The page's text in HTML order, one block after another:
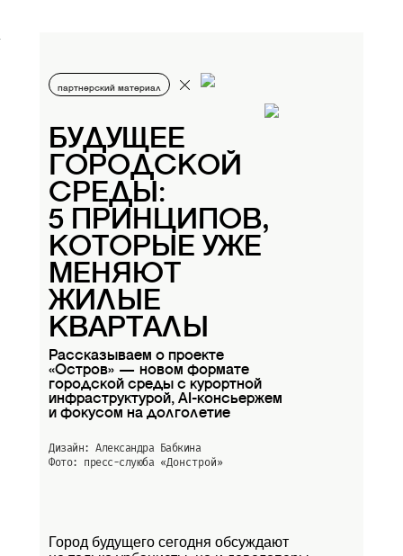
партнерский материал
БУДУЩЕЕ
ГОРОДСКОЙ
СРЕДЫ:
5 ПРИНЦИПОВ,
КОТОРЫЕ УЖЕ
МЕНЯЮТ
ЖИЛЫЕ
КВАРТАЛЫ
Рассказываем о проекте
«Остров» — новом формате
городской среды с курортной
инфраструктурой, AI-консьержем
и фокусом на долголетие
Дизайн: Александра Бабкина
Фото: пресс-слуюба «Донстрой»
Город будущего сегодня обсуждают